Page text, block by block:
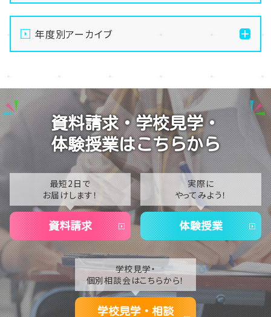
【名護市にある通信制高校】🎀💕メイク・美容専攻体験
授業🎀💕【8月22日（土）】
【名護市にある通信制高校】夏祭り延期のお知らせ
ンパス開催！学校の雰囲気を体感しよう✨
【名護市にある通信制高校】スマホから離れてリフレッ
シュ！ものづくり体験
【名護市にある通信制高校】夏季休業（夏期休校）期間
のお知らせ🎐
年度別アーカイブ
2025
2024
2023
2021
2020
資料請求・学校見学・
体験授業はこちらから
最短2日で
お届けします！
資料請求
実際に
やってみよう！
体験授業
学校見学・
個別相談会はこちらから！
学校見学・相談